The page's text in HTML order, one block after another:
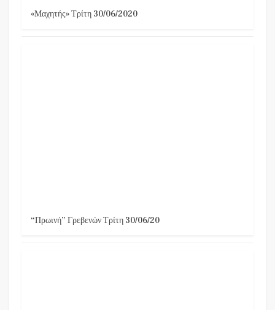
«Μαχητής» Τρίτη 30/06/2020
“Πρωινή” Γρεβενών Τρίτη 30/06/20